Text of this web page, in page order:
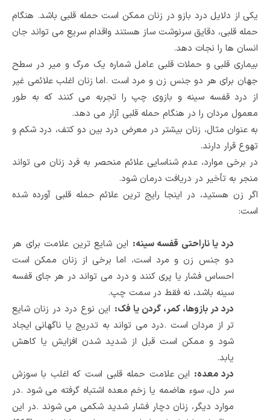
یکی از دلایل درد بازو در زنان ممکن است حمله قلبی باشد. هنگام
حمله قلبی، دقایق سرنوشت ساز هستند اقدام سریع می تواند جان
انسان ها را نجات دهد.
بیماری قلبی و حملات قلبی عامل شماره یک مرگ و میر در سطح
جهان برای هر دو جنس زن و مرد است .اما زنان اغلب علائمی غیر
از درد قفسه سینه و بازوی چپ را تجربه می کنند که به طور
معمول مردان را در هنگام حمله قلبی آزار می دهد.
به عنوان مثال، زنان بیشتر در معرض درد بین دو کتف، درد شکم و
تهوع قرار دارند.
در برخی موارد، عدم شناسایی علائم منحصر به فرد زنان می تواند
منجر به تأخیر در دریافت درمان شود.
اگر زن هستید، در اینجا رایج ترین علائم حمله قلبی آورده شده
است:
درد یا ناراحتی قفسه سینه: این شایع ترین علامت برای هر
دو جنس زن و مرد است، اما برخی از زنان ممکن است
احساس فشار یا پری کنند و درد می تواند در هر جای قفسه
سینه باشد، نه فقط در سمت چپ.
درد در بازوها، کمر، گردن یا فک: این نوع درد در زنان شایع
تر از مردان است .درد می تواند به تدریج یا ناگهانی ایجاد
شود و ممکن است قبل از شدید شدن افزایش یا کاهش
یابد.
درد معده: این علامت حمله قلبی است که اغلب با سوزش
سر دل، سوء هاضمه یا زخم معده اشتباه گرفته می شود .در
موارد دیگر، زنان دچار فشار شدید شکمی می شوند .در این